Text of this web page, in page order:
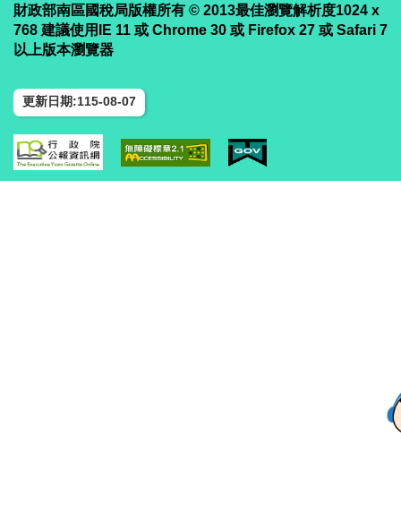
財政部南區國稅局版權所有 © 2013最佳瀏覽解析度1024 x
768 建議使用IE 11 或 Chrome 30 或 Firefox 27 或 Safari 7
以上版本瀏覽器
更新日期:115-08-07